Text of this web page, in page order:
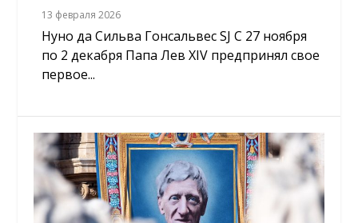
13 февраля 2026
Нуно да Сильва Гонсальвес SJ С 27 ноября
по 2 декабря Папа Лев XIV предпринял свое
первое...